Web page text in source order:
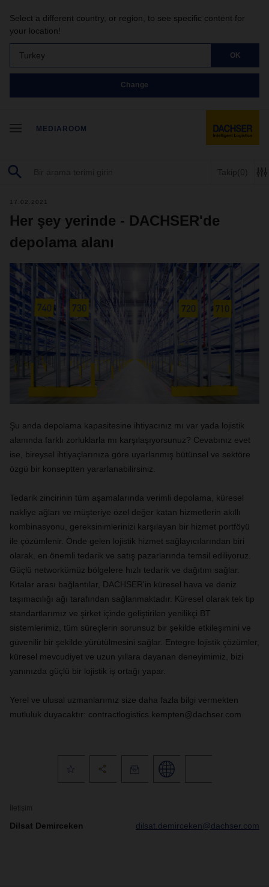
Select a different country, or region, to see specific content for
your location!
Turkey OK
Change
MEDIAROOM
Takip(0)
17.02.2021
Her şey yerinde - DACHSER'de
depolama alanı
Şu anda depolama kapasitesine ihtiyacınız mı var yada lojistik
alanında farklı zorluklarla mı karşılaşıyorsunuz? Cevabınız evet
ise, bireysel ihtiyaçlarınıza göre uyarlanmış bütünsel ve sektöre
özgü bir konseptten yararlanabilirsiniz.
Tedarik zincirinin tüm aşamalarında verimli depolama, küresel
nakliye ağları ve müşteriye özel değer katan hizmetlerin akıllı
kombinasyonu, gereksinimlerinizi karşılayan bir hizmet portföyü
ile çözümlenir. Önde gelen lojistik hizmet sağlayıcılarından biri
olarak, en önemli tedarik ve satış pazarlarında temsil ediliyoruz.
Güçlü networkümüz bölgelere hızlı tedarik ve dağıtım sağlar.
Kıtalar arası bağlantılar, DACHSER'in küresel hava ve deniz
taşımacılığı ağı tarafından sağlanmaktadır. Küresel olarak tek tip
standartlarımız ve şirket içinde geliştirilen yenilikçi BT
sistemlerimiz, tüm süreçlerin sorunsuz bir şekilde etkileşimini ve
güvenilir bir şekilde yürütülmesini sağlar. Entegre lojistik çözümler,
küresel mevcudiyet ve uzun yıllara dayanan deneyimimiz, bizi
yanınızda güçlü bir lojistik iş ortağı yapar.
Yerel ve ulusal uzmanlarımız size daha fazla bilgi vermekten
mutluluk duyacaktır: contractlogistics.kempten@dachser.com
İletişim
Dilsat Demirceken dilsat.demirceken@dachser.com